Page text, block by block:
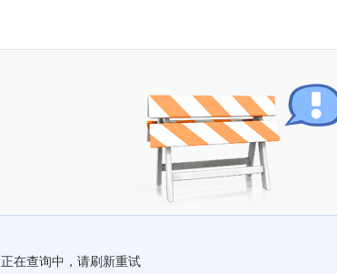
正在查询中，请刷新重试